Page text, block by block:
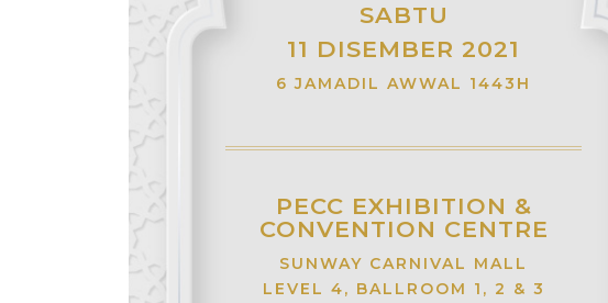
SABTU
11 DISEMBER 2021
6 JAMADIL AWWAL 1443H
PECC EXHIBITION &
CONVENTION CENTRE
SUNWAY CARNIVAL MALL
LEVEL 4, BALLROOM 1, 2 & 3